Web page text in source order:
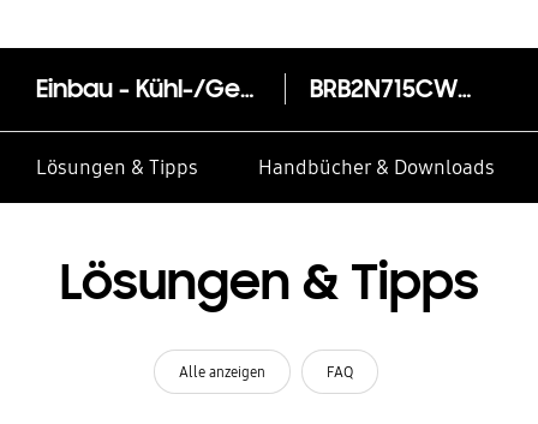
Einbau - Kühl-/Gefrierkombination, 177,5 cm, C*, 264 ℓ, Weiß BRB2N715CWW
Lösungen & Tipps Handbücher & Downloads
Lösungen & Tipps
Alle anzeigen FAQ